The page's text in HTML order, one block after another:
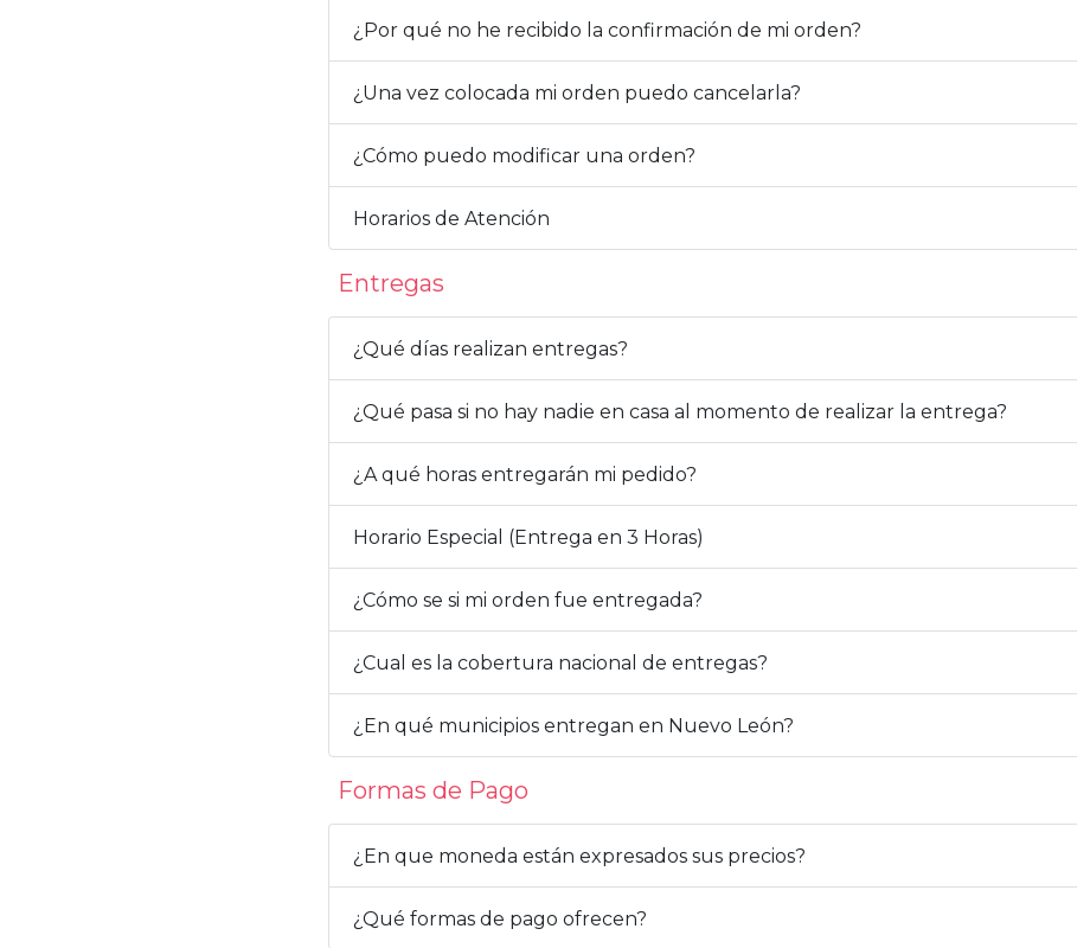
¿Por qué no he recibido la confirmación de mi orden?
¿Una vez colocada mi orden puedo cancelarla?
¿Cómo puedo modificar una orden?
Horarios de Atención
Entregas
¿Qué días realizan entregas?
¿Qué pasa si no hay nadie en casa al momento de realizar la entrega?
¿A qué horas entregarán mi pedido?
Horario Especial (Entrega en 3 Horas)
¿Cómo se si mi orden fue entregada?
¿Cual es la cobertura nacional de entregas?
¿En qué municipios entregan en Nuevo León?
Formas de Pago
¿En que moneda están expresados sus precios?
¿Qué formas de pago ofrecen?